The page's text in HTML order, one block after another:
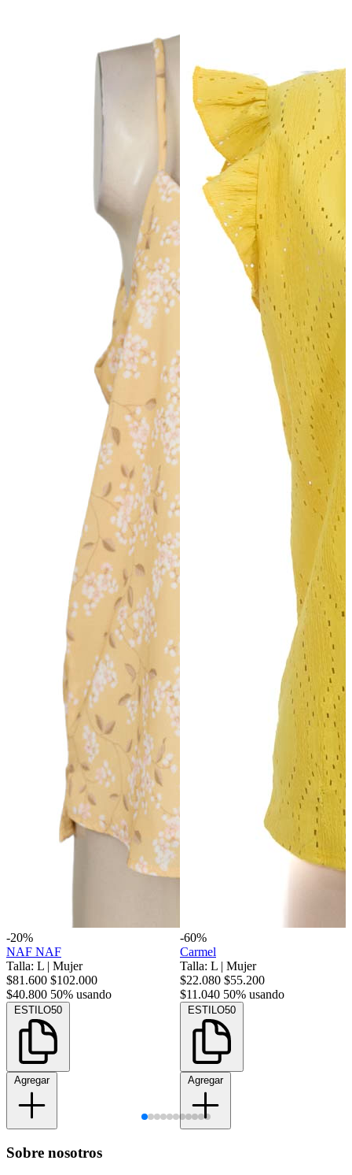
-20%
NAF NAF
Talla: L | Mujer
$81.600 $102.000
$40.800 50% usando
ESTILO50
Agregar
-60%
Carmel
Talla: L | Mujer
$22.080 $55.200
$11.040 50% usando
ESTILO50
Agregar
Sobre nosotros